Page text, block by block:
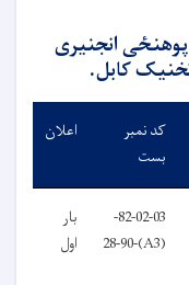
انجنیری
کابل.
کد نمبر
بست
اعلان
82-02-03-
(A3)-28-90
بار
اول